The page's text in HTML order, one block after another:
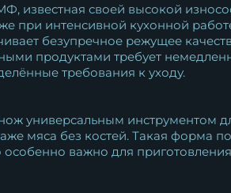
известная своей высокой
при интенсивной кухонной
безупречное режущее
продуктами требует
требования к уходу.
универсальным инструментом
мяса без костей. Такая форма
особенно важно для